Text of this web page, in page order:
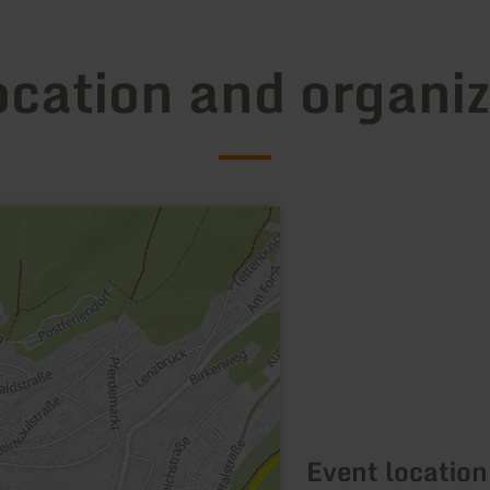
and
Event location